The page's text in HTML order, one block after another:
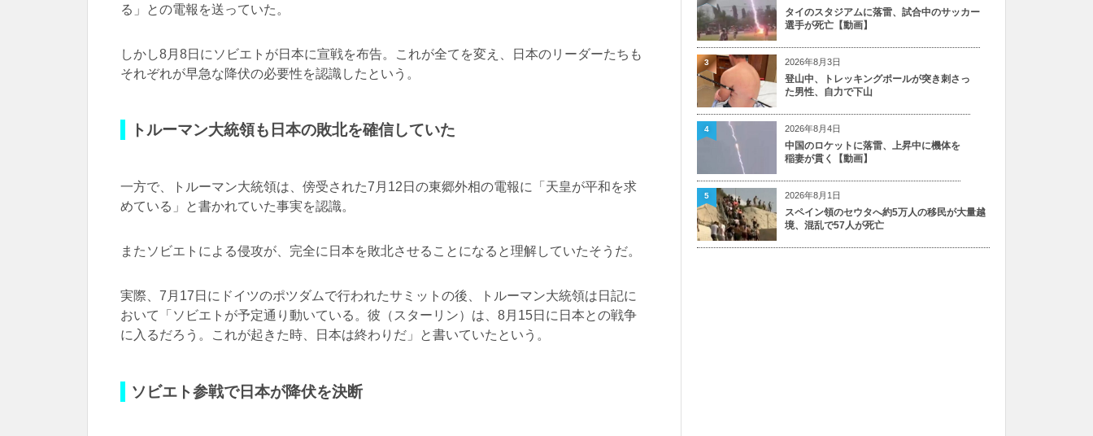
る」との電報を送っていた。
しかし8月8日にソビエトが日本に宣戦を布告。これが全てを変え、日本のリーダーたちも
それぞれが早急な降伏の必要性を認識したという。
トルーマン大統領も日本の敗北を確信していた
一方で、トルーマン大統領は、傍受された7月12日の東郷外相の電報に「天皇が平和を求
めている」と書かれていた事実を認識。
またソビエトによる侵攻が、完全に日本を敗北させることになると理解していたそうだ。
実際、7月17日にドイツのポツダムで行われたサミットの後、トルーマン大統領は日記に
おいて「ソビエトが予定通り動いている。彼（スターリン）は、8月15日に日本との戦争
に入るだろう。これが起きた時、日本は終わりだ」と書いていたという。
ソビエト参戦で日本が降伏を決断
タイのスタジアムに落雷、試合中のサッカー
選手が死亡【動画】
2026年8月3日
登山中、トレッキングポールが突き刺さっ
た男性、自力で下山
3
2026年8月4日
中国のロケットに落雷、上昇中に機体を
稲妻が貫く【動画】
4
2026年8月1日
スペイン領のセウタへ約5万人の移民が大量越
境、混乱で57人が死亡
5